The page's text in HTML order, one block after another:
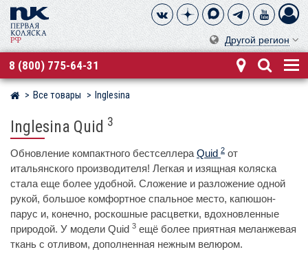
Другой регион
8 (800) 775-64-31
Магазин детских колясок
Все товары Inglesina
Inglesina Quid 3
Обновление компактного бестселлера Quid 2 от
итальянского производителя! Легкая и изящная коляска
стала еще более удобной. Сложение и разложение одной
рукой, большое комфортное спальное место, капюшон-
парус и, конечно, роскошные расцветки, вдохновленные
природой. У модели Quid 3 ещё более приятная меланжевая
ткань с отливом, дополненная нежным велюром.